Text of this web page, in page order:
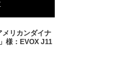
メリカンダイナ
様：EVOX J11